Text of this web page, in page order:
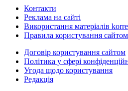
Контакти
Реклама на сайті
Використання матеріалів
Правила користування сайтом
Договір користування сайтом
Політика у сфері
Угода щодо користування
Редакція